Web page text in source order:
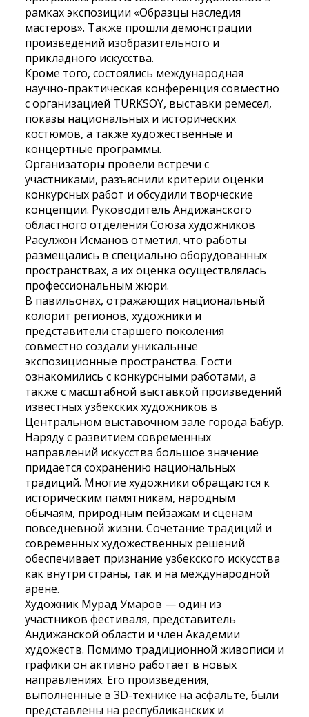
рамках экспозиции «Образцы наследия
мастеров». Также прошли демонстрации
произведений изобразительного и
прикладного искусства.
Кроме того, состоялись международная
научно-практическая конференция совместно
с организацией TURKSOY, выставки ремесел,
показы национальных и исторических
костюмов, а также художественные и
концертные программы.
Организаторы провели встречи с
участниками, разъяснили критерии оценки
конкурсных работ и обсудили творческие
концепции. Руководитель Андижанского
областного отделения Союза художников
Расулжон Исманов отметил, что работы
размещались в специально оборудованных
пространствах, а их оценка осуществлялась
профессиональным жюри.
В павильонах, отражающих национальный
колорит регионов, художники и
представители старшего поколения
совместно создали уникальные
экспозиционные пространства. Гости
ознакомились с конкурсными работами, а
также с масштабной выставкой произведений
известных узбекских художников в
Центральном выставочном зале города Бабур.
Наряду с развитием современных
направлений искусства большое значение
придается сохранению национальных
традиций. Многие художники обращаются к
историческим памятникам, народным
обычаям, природным пейзажам и сценам
повседневной жизни. Сочетание традиций и
современных художественных решений
обеспечивает признание узбекского искусства
как внутри страны, так и на международной
арене.
Художник Мурад Умаров — один из
участников фестиваля, представитель
Андижанской области и член Академии
художеств. Помимо традиционной живописи и
графики он активно работает в новых
направлениях. Его произведения,
выполненные в 3D-технике на асфальте, были
представлены на республиканских и